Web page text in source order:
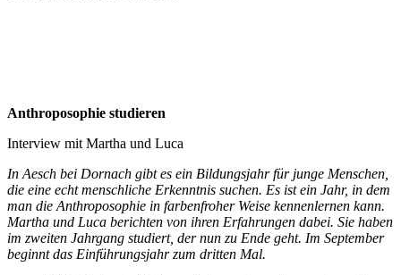
Anthroposophie studieren
Interview mit Martha und Luca
In Aesch bei Dornach gibt es ein Bildungsjahr für junge Menschen,
die eine echt menschliche Erkenntnis suchen. Es ist ein Jahr, in dem
man die Anthroposophie in farbenfroher Weise kennenlernen kann.
Martha und Luca berichten von ihren Erfahrungen dabei. Sie haben
im zweiten Jahrgang studiert, der nun zu Ende geht. Im September
beginnt das Einführungsjahr zum dritten Mal.